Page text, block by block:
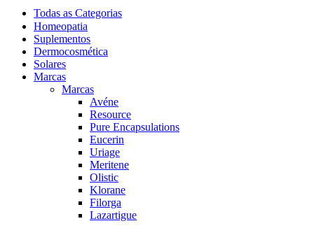
Todas as Categorias
Homeopatia
Suplementos
Dermocosmética
Solares
Marcas
Marcas
Avéne
Resource
Pure Encapsulations
Eucerin
Uriage
Meritene
Olistic
Klorane
Filorga
Lazartigue